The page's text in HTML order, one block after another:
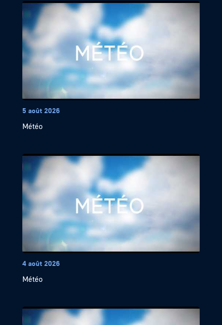
5 août 2026
Météo
4 août 2026
Météo